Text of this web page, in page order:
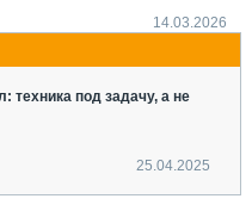
14.03.2026
техника под задачу, а не
25.04.2025